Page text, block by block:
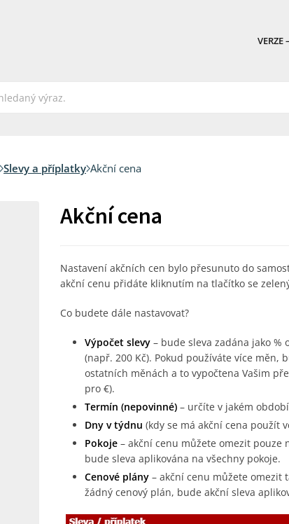
VERZE
Slevy a příplatky Akční cena
Akční cena
Nastavení akčních cen bylo přesunuto do
akční cenu přidáte kliknutím na tlačítko se
Co budete dále nastavovat?
Výpočet slevy– bude sleva zadána jako %
(např. 200 Kč). Pokud používáte více měn,
ostatních měnách a to vypočtena Vašim
pro €).
Termín (nepovinné)– určíte v jakém
Dny v týdnu (kdy se má akční cena použít
Pokoje– akční cenu můžete omezit pouze
bude sleva aplikována na všechny pokoje.
Cenové plány– akční cenu můžete omezit
žádný cenový plán, bude akční sleva